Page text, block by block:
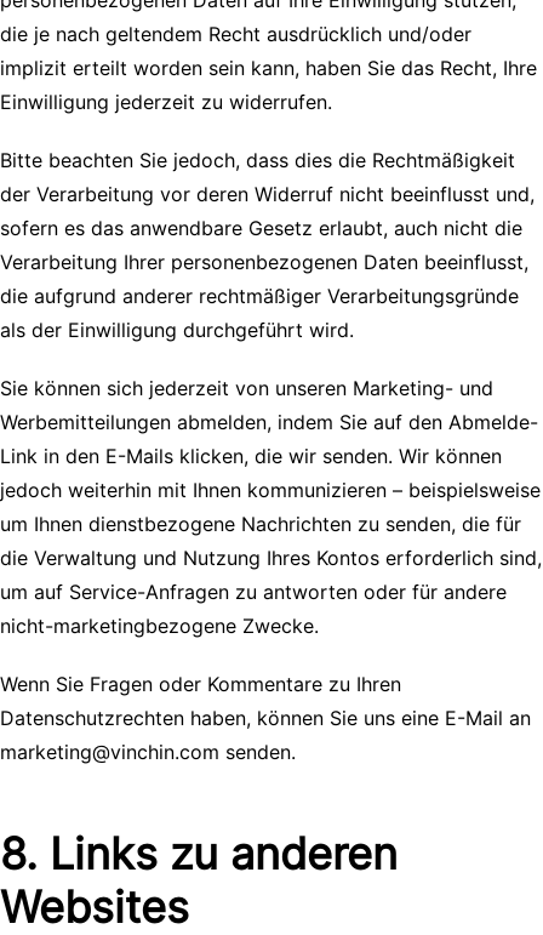
die je nach geltendem Recht ausdrücklich und/oder
implizit erteilt worden sein kann, haben Sie das Recht, Ihre
Einwilligung jederzeit zu widerrufen.
Bitte beachten Sie jedoch, dass dies die Rechtmäßigkeit
der Verarbeitung vor deren Widerruf nicht beeinflusst und,
sofern es das anwendbare Gesetz erlaubt, auch nicht die
Verarbeitung Ihrer personenbezogenen Daten beeinflusst,
die aufgrund anderer rechtmäßiger Verarbeitungsgründe
als der Einwilligung durchgeführt wird.
Sie können sich jederzeit von unseren Marketing- und
Werbemitteilungen abmelden, indem Sie auf den Abmelde-
Link in den E-Mails klicken, die wir senden. Wir können
jedoch weiterhin mit Ihnen kommunizieren – beispielsweise
um Ihnen dienstbezogene Nachrichten zu senden, die für
die Verwaltung und Nutzung Ihres Kontos erforderlich sind,
um auf Service-Anfragen zu antworten oder für andere
nicht-marketingbezogene Zwecke.
Wenn Sie Fragen oder Kommentare zu Ihren
Datenschutzrechten haben, können Sie uns eine E-Mail an
marketing@vinchin.com senden.
8. Links zu anderen
Websites